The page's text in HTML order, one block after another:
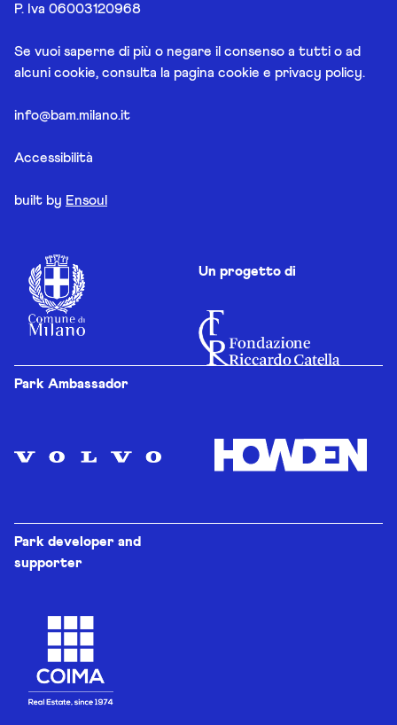
P. Iva 06003120968
Se vuoi saperne di più o negare il consenso a tutti o ad
alcuni cookie, consulta la pagina cookie e privacy policy.
info@bam.milano.it
Accessibilità
built by Ensoul
Un progetto di
Park Ambassador
Park developer and
supporter